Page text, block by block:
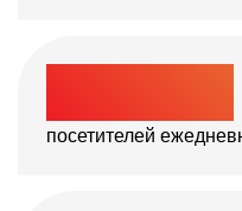
посетителей